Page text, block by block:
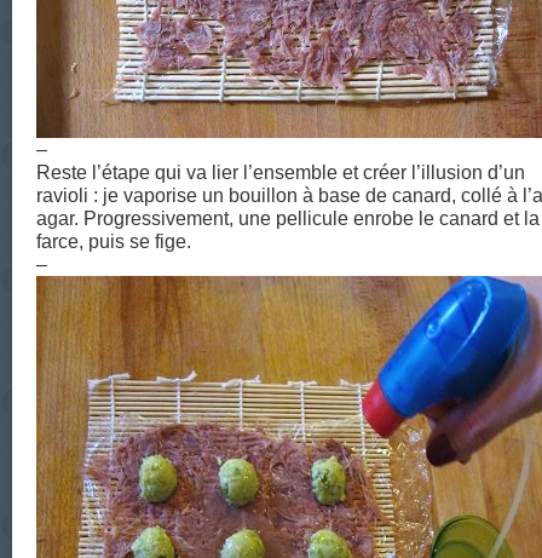
–
Reste l’étape qui va lier l’ensemble et créer l’illusion d’un
ravioli : je vaporise un bouillon à base de canard, collé à
agar. Progressivement, une pellicule enrobe le canard et la
farce, puis se fige.
–